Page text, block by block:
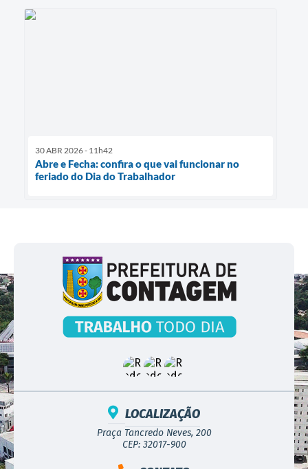
30 ABR 2026 - 11h42
Abre e Fecha: confira o que vai funcionar no
feriado do Dia do Trabalhador
LOCALIZAÇÃO
Praça Tancredo Neves, 200
CEP: 32017-900